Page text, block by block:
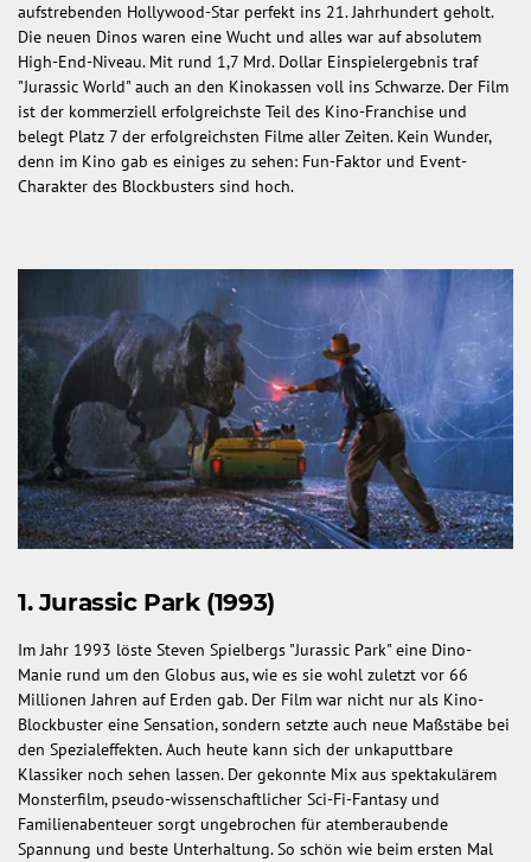
aufstrebenden Hollywood-Star perfekt ins 21. Jahrhundert geholt.
Die neuen Dinos waren eine Wucht und alles war auf absolutem
High-End-Niveau. Mit rund 1,7 Mrd. Dollar Einspielergebnis traf
"Jurassic World" auch an den Kinokassen voll ins Schwarze. Der Film
ist der kommerziell erfolgreichste Teil des Kino-Franchise und
belegt Platz 7 der erfolgreichsten Filme aller Zeiten. Kein Wunder,
denn im Kino gab es einiges zu sehen: Fun-Faktor und Event-
Charakter des Blockbusters sind hoch.
1. Jurassic Park (1993)
Im Jahr 1993 löste Steven Spielbergs "Jurassic Park" eine Dino-
Manie rund um den Globus aus, wie es sie wohl zuletzt vor 66
Millionen Jahren auf Erden gab. Der Film war nicht nur als Kino-
Blockbuster eine Sensation, sondern setzte auch neue Maßstäbe bei
den Spezialeffekten. Auch heute kann sich der unkaputtbare
Klassiker noch sehen lassen. Der gekonnte Mix aus spektakulärem
Monsterfilm, pseudo-wissenschaftlicher Sci-Fi-Fantasy und
Familienabenteuer sorgt ungebrochen für atemberaubende
Spannung und beste Unterhaltung. So schön wie beim ersten Mal